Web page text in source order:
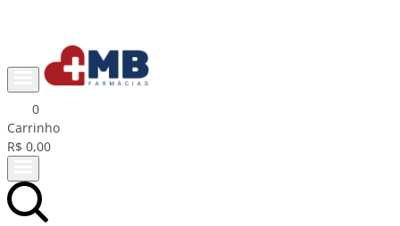
0
Carrinho
R$ 0,00